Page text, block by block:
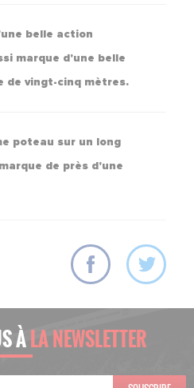
belle action
marque d'une belle
vingt-cinq mètres.
poteau sur un long
de près d'une
ÀLA NEWSLETTER